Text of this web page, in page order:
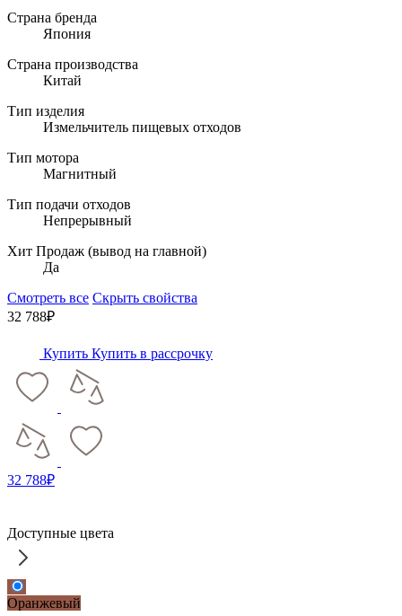
Страна бренда
Япония
Страна производства
Китай
Тип изделия
Измельчитель пищевых отходов
Тип мотора
Магнитный
Тип подачи отходов
Непрерывный
Хит Продаж (вывод на главной)
Да
Смотреть все Скрыть свойства
32 788₽
Купить Купить в рассрочку
32 788₽
Доступные цвета
Оранжевый